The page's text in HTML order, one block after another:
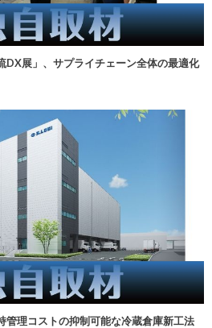
DX展」、サプライチェーン全体の最適化
管理コストの抑制可能な冷蔵倉庫新工法